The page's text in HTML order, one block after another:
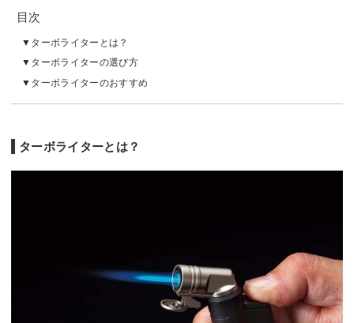
目次
ターボライターとは？
ターボライターの選び方
ターボライターのおすすめ
ターボライターとは？